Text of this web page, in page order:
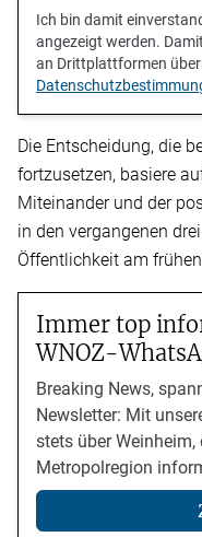
Ich bin damit
angezeigt werden.
an Drittplattformen
Die Entscheidung, die
fortzusetzen, basiere
Miteinander und der
in den vergangenen
Öffentlichkeit am
Immer top
WNOZ-
Breaking News,
Newsletter: Mit
stets über
Metropolregion